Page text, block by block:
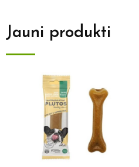
Jauni produkti